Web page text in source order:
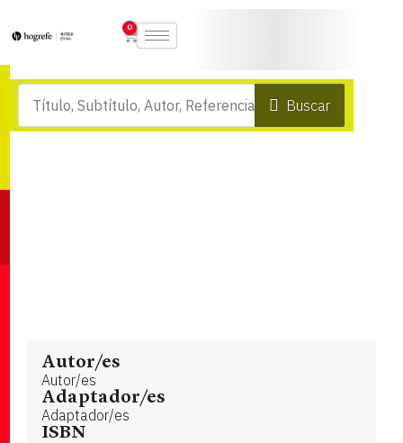
0
Buscar
Autor/es
Autor/es
Adaptador/es
Adaptador/es
ISBN